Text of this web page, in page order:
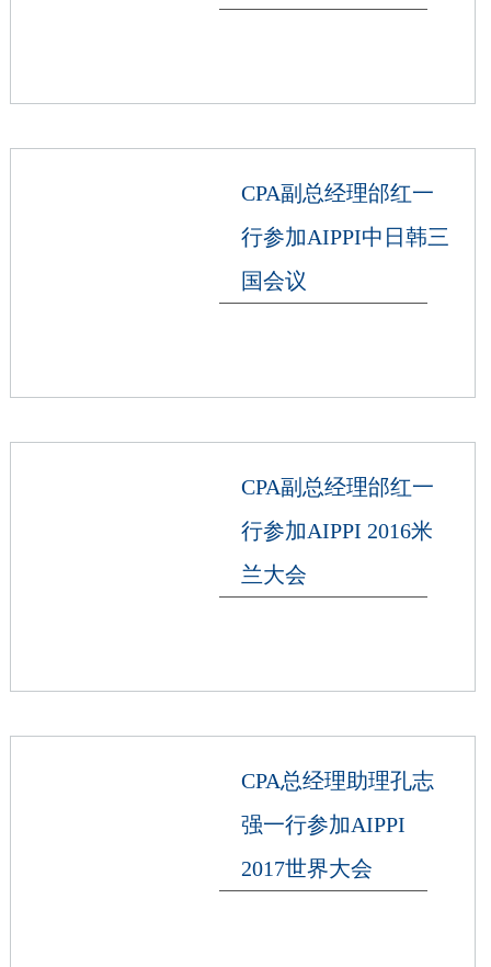
CPA副总经理邰红一
行参加AIPPI中日韩三
国会议
CPA副总经理邰红一
行参加AIPPI 2016米
兰大会
CPA总经理助理孔志
强一行参加AIPPI
2017世界大会